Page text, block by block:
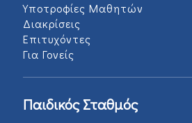
Υποτροφίες Μαθητών
Διακρίσεις
Επιτυχόντες
Για Γονείς
Παιδικός Σταθμός